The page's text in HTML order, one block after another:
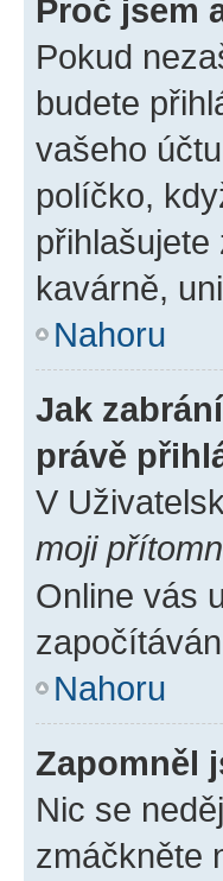
Proč jsem
Pokud
budete
vašeho
políčko,
kavárně,
Nahoru
Jak
právě
V
moji
Online vás
Nahoru
Zapomněl
Nic se
zmáčkněte